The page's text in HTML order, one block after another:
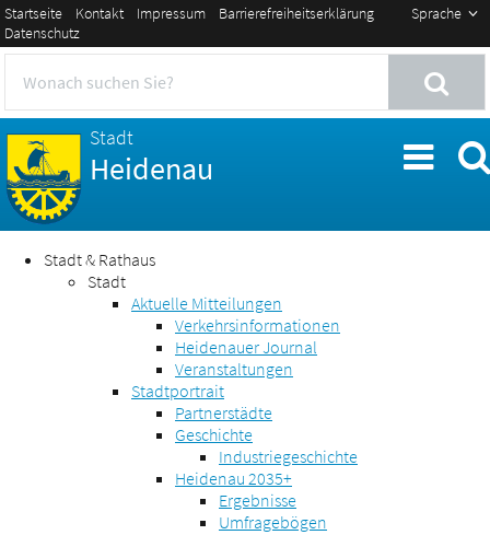
Sprache
Startseite Kontakt Impressum
Barrierefreiheitserklärung
Datenschutz
Stadt
Heidenau
Stadt & Rathaus
Stadt
Aktuelle Mitteilungen
Verkehrsinformationen
Heidenauer Journal
Veranstaltungen
Stadtportrait
Partnerstädte
Geschichte
Industriegeschichte
Heidenau 2035+
Ergebnisse
Umfragebögen